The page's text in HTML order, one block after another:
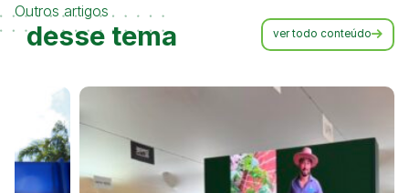
Outros artigos
desse tema ver todo conteúdo